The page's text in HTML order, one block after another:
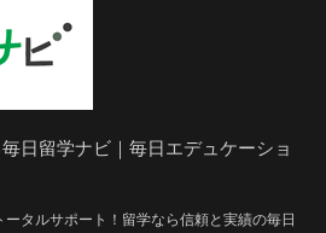
日留学ナビ｜毎日エデュケーショ
タルサポート！留学なら信頼と実績の毎日